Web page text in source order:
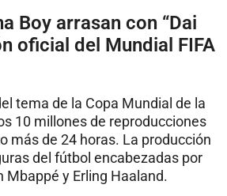
Boy arrasan con “Dai
oficial del Mundial FIFA
tema de la Copa Mundial de la
10 millones de reproducciones
más de 24 horas. La producción
del fútbol encabezadas por
Mbappé y Erling Haaland.